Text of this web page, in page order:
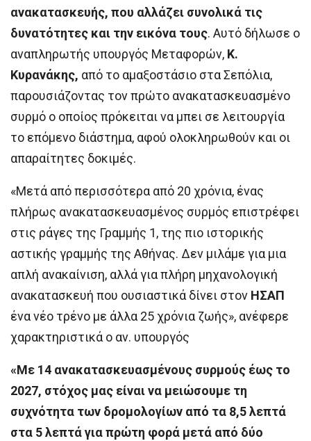
ανακατασκευής, που αλλάζει συνολικά τις
δυνατότητες και την εικόνα τους. Αυτό δήλωσε ο
αναπληρωτής υπουργός Μεταφορών, Κ.
Κυρανάκης, από το αμαξοστάσιο στα Σεπόλια,
παρουσιάζοντας τον πρώτο ανακατασκευασμένο
συρμό ο οποίος πρόκειται να μπει σε λειτουργία
το επόμενο διάστημα, αφού ολοκληρωθούν και οι
απαραίτητες δοκιμές.
«Μετά από περισσότερα από 20 χρόνια, ένας
πλήρως ανακατασκευασμένος συρμός επιστρέφει
στις ράγες της Γραμμής 1, της πιο ιστορικής
αστικής γραμμής της Αθήνας. Δεν μιλάμε για μια
απλή ανακαίνιση, αλλά για πλήρη μηχανολογική
ανακατασκευή που ουσιαστικά δίνει στον ΗΣΑΠ
ένα νέο τρένο με άλλα 25 χρόνια ζωής», ανέφερε
χαρακτηριστικά ο αν. υπουργός
«Με 14 ανακατασκευασμένους συρμούς έως το
2027, στόχος μας είναι να μειώσουμε τη
συχνότητα των δρομολογίων από τα 8,5 λεπτά
στα 5 λεπτά για πρώτη φορά μετά από δύο